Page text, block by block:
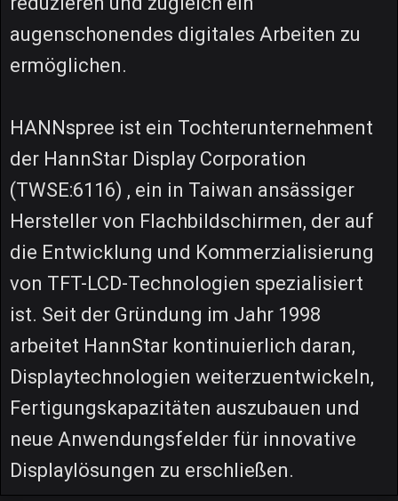
augenschonendes digitales Arbeiten zu
ermöglichen.
HANNspree ist ein Tochterunternehment
der HannStar Display Corporation
(TWSE:6116) , ein in Taiwan ansässiger
Hersteller von Flachbildschirmen, der auf
die Entwicklung und Kommerzialisierung
von TFT-LCD-Technologien spezialisiert
ist. Seit der Gründung im Jahr 1998
arbeitet HannStar kontinuierlich daran,
Displaytechnologien weiterzuentwickeln,
Fertigungskapazitäten auszubauen und
neue Anwendungsfelder für innovative
Displaylösungen zu erschließen.